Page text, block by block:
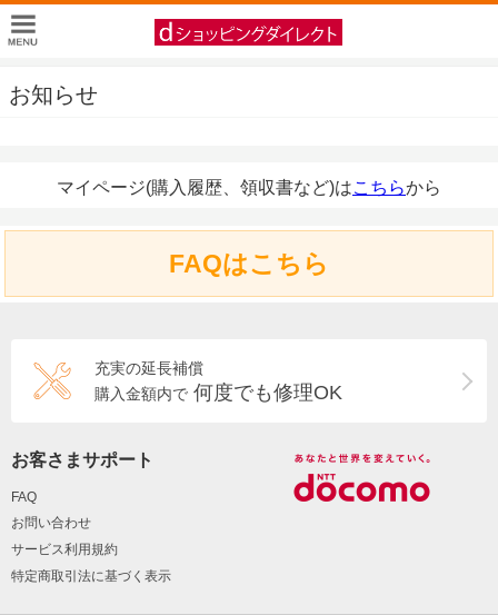
お知らせ
マイページ(購入履歴、領収書など)はこちらから
FAQはこちら
充実の延長補償
購入金額内で 何度でも修理OK
お客さまサポート
FAQ
お問い合わせ
サービス利用規約
特定商取引法に基づく表示